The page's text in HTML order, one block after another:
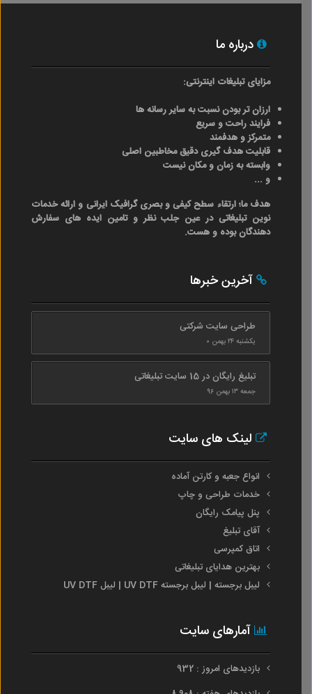
درباره ما
مزایای تبلیغات اینترنتی:
ارزان تر بودن نسبت به سایر رسانه ها
فرایند راحت و سریع
متمرکز و هدفمند
قابلیت هدف گیری دقیق مخاطبین اصلی
وابسته به زمان و مکان نیست
و ...
هدف ما؛ ارتقاء سطح کیفی و بصری گرافیک ایرانی و ارائه خدمات
نوین تبلیغاتی در عین جلب نظر و تامین ایده های سفارش
دهندگان بوده و هست.
آخرین خبرها
طراحی سایت شرکتی
یکشنبه ۲۴ بهمن ۰
تبلیغ رایگان در 15 سایت تبلیغاتی
جمعه ۱۳ بهمن ۹۶
لینک های سایت
انواع جعبه و کارتن آماده
خدمات طراحی و چاپ
پنل پیامک رایگان
آقای تبلیغ
اتاق کمپرسی
بهترین هدایای تبلیغاتی
لیبل برجسته | لیبل برجسته UV DTF | لیبل UV DTF
آمارهای سایت
بازدیدهای امروز : 932